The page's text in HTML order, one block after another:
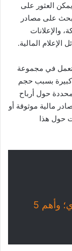
العثور على
على مصادر
والإعلانات
الإعلام المالية.
تعمل في مجموعة
كبيرة بسبب حجم
حول أرباح
مالية موثوقة أو
حول هذا
رقم شركة ماي واي؛ وأهم 5